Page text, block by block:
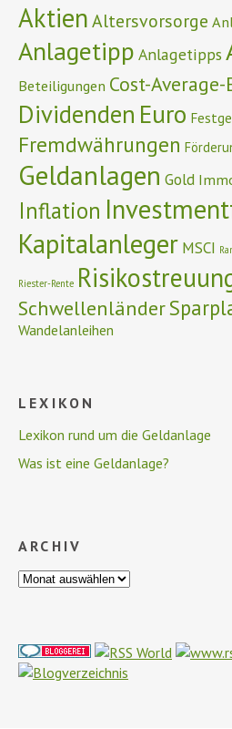
Aktien Altersvorsorge
Anlagetipp Anlagetipps
Beteiligungen Cost-
Dividenden Euro
Fremdwährungen
Geldanlagen Gold
Inflation
Kapitalanleger MSCI
Riester-Rente
Schwellenländer
Wandelanleihen
LEXIKON
Lexikon rund um die Geldanlage
Was ist eine Geldanlage?
ARCHIV